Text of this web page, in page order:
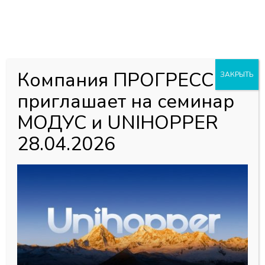
Главная страница Магазин» Кромочные материалы PVH,
ABS, Акрил » ЕККЕ»1х19 Кромка ПВХ (200м) — Ясень
анкор светлый CW-58
Компания ПРОГРЕСС
приглашает на семинар
МОДУС и UNIHOPPER
28.04.2026
ЗАКРЫТЬ